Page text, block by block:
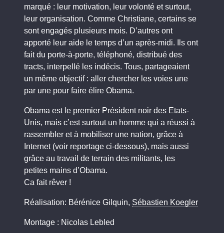
marqué : leur motivation, leur volonté et surtout,
leur organisation. Comme Christiane, certains se
sont engagés plusieurs mois. D’autres ont
apporté leur aide le temps d’un après-midi. Ils ont
fait du porte-à-porte, téléphoné, distribué des
tracts, interpellé les indécis. Tous, partageaient
un même objectif : aller chercher les voies une
par une pour faire élire Obama.
Obama est le premier Président noir des Etats-
Unis, mais c’est surtout un homme qui a réussi à
rassembler et à mobiliser une nation, grâce à
Internet (voir reportage ci-dessous), mais aussi
grâce au travail de terrain des militants, les
petites mains d’Obama.
Ca fait rêver !
Réalisation: Bérénice Gilquin, Sébastien Koegler
Montage : Nicolas Lebled